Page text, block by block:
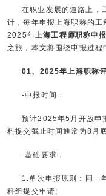
在职业发展的道路上，
计，每年申报上海职称的工
2025年上海工程师职称申报
之旅，本文将围绕申报过程
01、2025年上海职称
-申报时间：
预计2025年5月开放申
料提交截止时间通常为8月
-基础要求：
1.单次申报原则：同一
科组提交申请;